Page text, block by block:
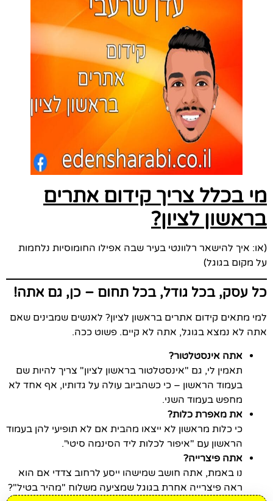
מי בכלל צריך קידום אתרים
בראשון לציון?
(או: איך להישאר רלוונטי בעיר שבה אפילו החומוסיות נלחמות
על מקום בגוגל)
כל עסק, בכל גודל, בכל תחום – כן, גם אתה!
למי מתאים קידום אתרים בראשון לציון? לאנשים שמבינים שאם
אתה לא נמצא בגוגל, אתה לא קיים. פשוט ככה.
אתה אינסטלטור?
תאמין לי, גם "אינסטלטור בראשון לציון" צריך להיות שם
בעמוד הראשון – כי כשהביוב עולה על גדותיו, אף אחד לא
מחפש בעמוד השני.
את מאפרת כלות?
כי כלות מראשון לא ייצאו מהבית אם לא תופיעי להן בעמוד
הראשון עם "איפור לכלות ליד הסינמה סיטי".
אתה פיצרייה?
נו באמת, אתה חושב שמישהו ייסע לרחוב צדדי אם הוא
ראה פיצרייה אחרת בגוגל שמציעה משלוח "מהיר בטיל"?